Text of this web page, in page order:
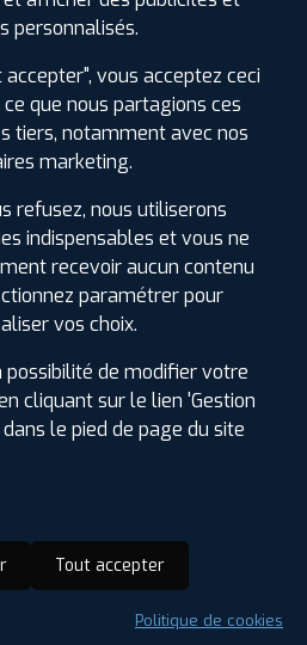
44840 LES
7 RUE
PROFIL PLUS
À PROXIMITÉ
(44)
(44)
(44)
(44)
Bottereau (44)
personnalisés.
vous acceptez ceci
que nous partagions ces
tiers, notamment avec nos
marketing.
refusez, nous utiliserons
indispensables et vous ne
recevoir aucun contenu
paramétrer pour
vos choix.
possibilité de modifier votre
cliquant sur le lien 'Gestion
le pied de page du site
Tout accepter
Politique de cookies